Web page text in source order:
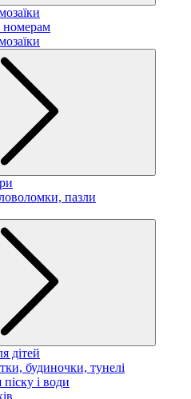
пазли
дітей
будиночки, тунелі
і води